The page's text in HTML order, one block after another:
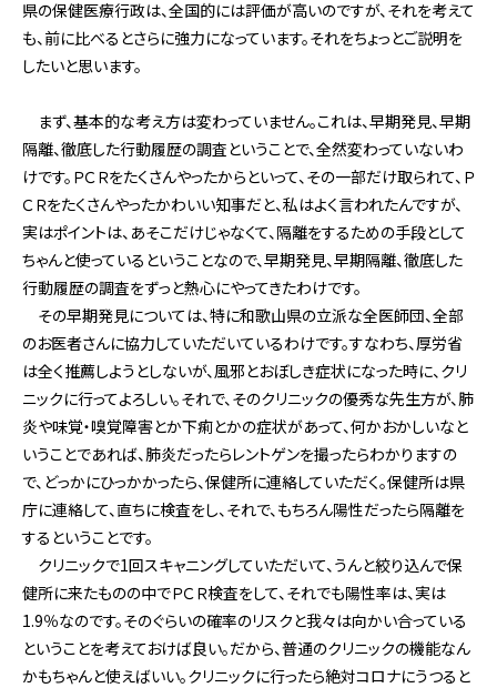
県の保健医療行政は、全国的には評価が高いのですが、それを考えて
も、前に比べるとさらに強力になっています。それをちょっとご説明を
したいと思います。
まず、基本的な考え方は変わっていません。これは、早期発見、早期
隔離、徹底した行動履歴の調査ということで、全然変わっていないわ
けです。ＰＣＲをたくさんやったからといって、その一部だけ取られて、Ｐ
ＣＲをたくさんやったかわいい知事だと、私はよく言われたんですが、
実はポイントは、あそこだけじゃなくて、隔離をするための手段として
ちゃんと使っているということなので、早期発見、早期隔離、徹底した
行動履歴の調査をずっと熱心にやってきたわけです。
その早期発見については、特に和歌山県の立派な全医師団、全部
のお医者さんに協力していただいているわけです。すなわち、厚労省
は全く推薦しようとしないが、風邪とおぼしき症状になった時に、クリ
ニックに行ってよろしい。それで、そのクリニックの優秀な先生方が、肺
炎や味覚・嗅覚障害とか下痢とかの症状があって、何かおかしいなと
いうことであれば、肺炎だったらレントゲンを撮ったらわかりますの
で、どっかにひっかかったら、保健所に連絡していただく。保健所は県
庁に連絡して、直ちに検査をし、それで、もちろん陽性だったら隔離を
するということです。
クリニックで1回スキャニングしていただいて、うんと絞り込んで保
健所に来たものの中でＰＣＲ検査をして、それでも陽性率は、実は
1.9％なのです。そのぐらいの確率のリスクと我々は向かい合っている
ということを考えておけば良い。だから、普通のクリニックの機能なん
かもちゃんと使えばいい。クリニックに行ったら絶対コロナにうつると